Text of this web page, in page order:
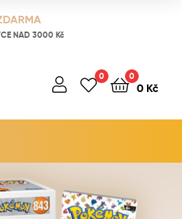
NAD 3000 Kč
0 0
0 Kč